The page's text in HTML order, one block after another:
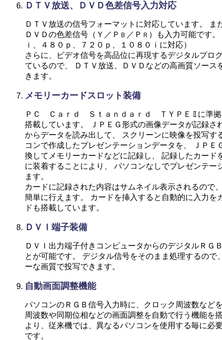
ＤＴＶ放送、ＤＶＤ色差信号入力対応
ＤＴＶ放送の信号フォーマットに対応しています。 ま
ＤＶＤの色差信号（Ｙ／Ｐ Ｂ ／Ｐ Ｒ ）も入力可能です
ｉ、４８０ｐ、７２０ｐ、１０８０ｉに対応）
さらに、ビデオ信号を高品位に再現するデジタルプロ
ているので、 ＤＴＶ放送、ＤＶＤなどの高画質ソース
きます。
メモリーカードスロット装備
ＰＣ Ｃａｒｄ Ｓｔａｎｄａｒｄ ＴＹＰＥ
に準
搭載しています。 ＪＰＥＧ形式の画像データが記録さ
からデータを読み出して、 スクリーンに映像を投写す
コンで作成したプレゼンテーションデータを、 ＪＰＥ
換してメモリーカードなどに記録し、 記録したカード
に装着することにより、 パソコンなしでプレゼンテー
ます。
カードに記録された内容はサムネイル表示されるので
簡単に行えます。 カードを挿入すると自動的に入力を
ドも搭載しています。
ＤＶＩ端子装備
ＤＶＩ出力端子付きコンピュータからのデジタルＲＧ
とが可能です。 デジタル信号をそのまま処理するので
ーな画質で投写できます。
自動画面調整機能
パソコンのＲＧＢ信号入力時に、クロック周波数など
周波数や同期位相などの画面調整を自動で行う機能を
より、従来機では、異なるパソコンを使用する毎に必
です。